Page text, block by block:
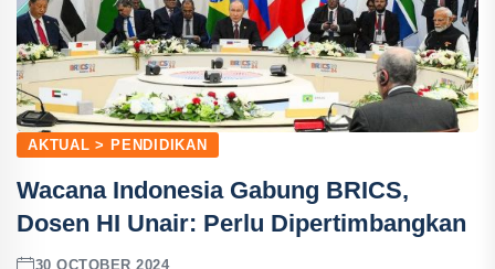
AKTUAL > PENDIDIKAN
Wacana Indonesia Gabung BRICS,
Dosen HI Unair: Perlu Dipertimbangkan
30 OCTOBER 2024